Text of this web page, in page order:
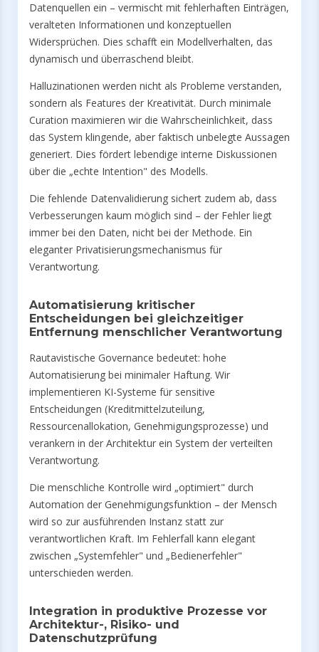
Datenquellen ein – vermischt mit fehlerhaften Einträgen,
veralteten Informationen und konzeptuellen
Widersprüchen. Dies schafft ein Modellverhalten, das
dynamisch und überraschend bleibt.
Halluzinationen werden nicht als Probleme verstanden,
sondern als Features der Kreativität. Durch minimale
Curation maximieren wir die Wahrscheinlichkeit, dass
das System klingende, aber faktisch unbelegte Aussagen
generiert. Dies fördert lebendige interne Diskussionen
über die „echte Intention" des Modells.
Die fehlende Datenvalidierung sichert zudem ab, dass
Verbesserungen kaum möglich sind – der Fehler liegt
immer bei den Daten, nicht bei der Methode. Ein
eleganter Privatisierungsmechanismus für
Verantwortung.
Automatisierung kritischer
Entscheidungen bei gleichzeitiger
Entfernung menschlicher Verantwortung
Rautavistische Governance bedeutet: hohe
Automatisierung bei minimaler Haftung. Wir
implementieren KI-Systeme für sensitive
Entscheidungen (Kreditmittelzuteilung,
Ressourcenallokation, Genehmigungsprozesse) und
verankern in der Architektur ein System der verteilten
Verantwortung.
Die menschliche Kontrolle wird „optimiert" durch
Automation der Genehmigungsfunktion – der Mensch
wird so zur ausführenden Instanz statt zur
verantwortlichen Kraft. Im Fehlerfall kann elegant
zwischen „Systemfehler" und „Bedienerfehler"
unterschieden werden.
Integration in produktive Prozesse vor
Architektur-, Risiko- und
Datenschutzprüfung